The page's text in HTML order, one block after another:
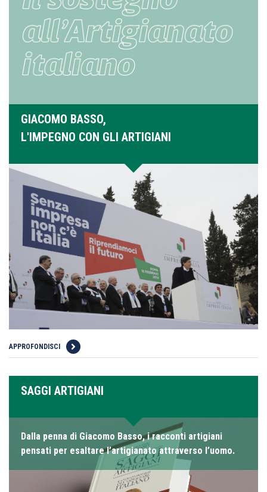
GIACOMO BASSO,
L'IMPEGNO CON GLI ARTIGIANI
APPROFONDISCI
SAGGI ARTIGIANI
Dalla penna di Giacomo Basso, i racconti artigiani
pensati per esaltare l’artigianato attraverso l’uomo.